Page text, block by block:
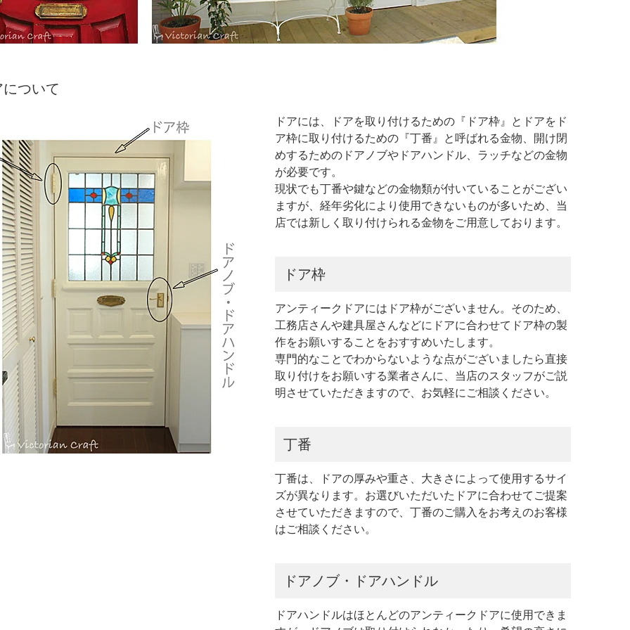
ついて
ドアには、ドアを取り付けるための『ドア枠』とドアをド
ア枠に取り付けるための『丁番』と呼ばれる金物、開け閉
めするためのドアノブやドアハンドル、ラッチなどの金物
が必要です。
現状でも丁番や鍵などの金物類が付いていることがござい
ますが、経年劣化により使用できないものが多いため、当
店では新しく取り付けられる金物をご用意しております。
ドア枠
アンティークドアにはドア枠がございません。そのため、
工務店さんや建具屋さんなどにドアに合わせてドア枠の製
作をお願いすることをおすすめいたします。
専門的なことでわからないような点がございましたら直接
取り付けをお願いする業者さんに、当店のスタッフがご説
明させていただきますので、お気軽にご相談ください。
丁番
丁番は、ドアの厚みや重さ、大きさによって使用するサイ
ズが異なります。お選びいただいたドアに合わせてご提案
させていただきますので、丁番のご購入をお考えのお客様
はご相談ください。
ドアノブ・ドアハンドル
ドアハンドルはほとんどのアンティークドアに使用できま